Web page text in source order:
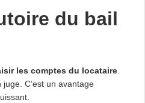
du bail
les comptes du locataire.
C’est un avantage